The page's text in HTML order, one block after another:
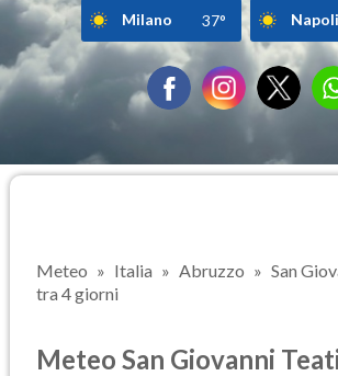
Milano 37° Napoli
Meteo Italia Abruzzo
San
tra 4 giorni
Meteo San Giovanni